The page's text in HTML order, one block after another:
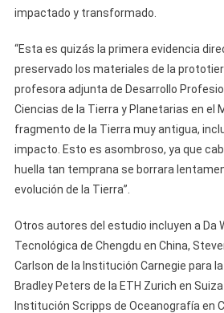
impactado y transformado.
“Esta es quizás la primera evidencia
preservado los materiales de la
profesora adjunta de Desarrollo
Ciencias de la Tierra y Planetarias en el
fragmento de la Tierra muy antigua,
impacto. Esto es asombroso, ya que
huella tan temprana se borrara
evolución de la Tierra”.
Otros autores del estudio incluyen a Da
Tecnológica de Chengdu en China,
Carlson de la Institución Carnegie para
Bradley Peters de la ETH Zurich en
Institución Scripps de Oceanografía en